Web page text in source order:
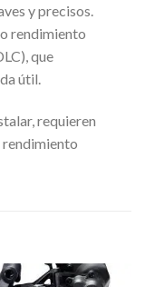
y precisos.
rendimiento
que
útil.
requieren
rendimiento